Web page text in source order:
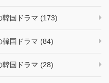
韓国ドラマ (173)
韓国ドラマ (84)
韓国ドラマ (28)